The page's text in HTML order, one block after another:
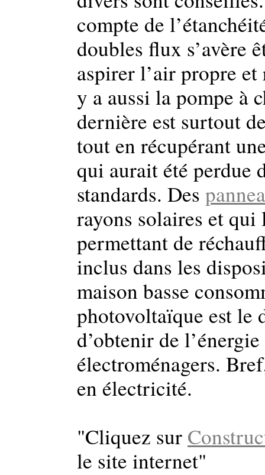
compte de
doubles flux s’avère
aspirer l’air propre
y a aussi la pompe à
dernière est surtout
tout en récupérant
qui aurait été perdue
standards. Des
rayons solaires et qui
permettant de
inclus dans les
maison basse
photovoltaïque est
d’obtenir de
électroménagers.
en électricité.
"Cliquez sur
le site internet"